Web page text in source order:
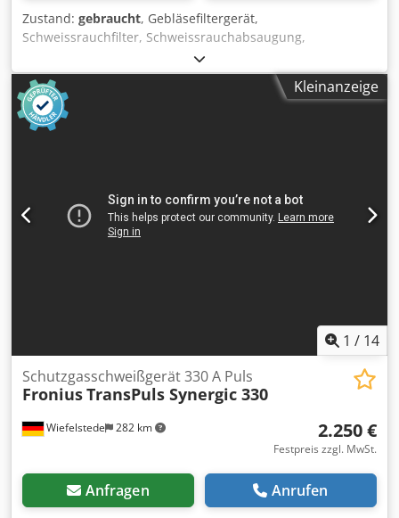
Zustand: gebraucht, Gebläsefiltergerät,
Schweissrauchfilter, Schweissrauchabsaugung,
Atemschutzgerät - Filter -im Koffer -ohne Akku -
Abmessungen: 420/165/H335 mm Credpfxsd Duvbe Ai Sjf -
Gewicht: 3,2 kg
Kleinanzeige
1 / 14
Wiefelstede 282 km
Schutzgasschweißgerät 330 A Puls
FroniusTransPuls Synergic 330
2.250 €
Festpreis zzgl. MwSt.
Anfragen Anrufen